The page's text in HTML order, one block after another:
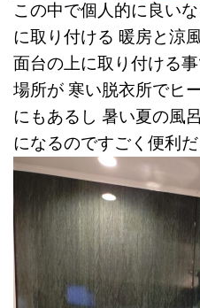
この中で個人的に良い
に取り付ける 暖房と涼
面台の上に取り付ける
場所が 寒い脱衣所でヒ
にもあるし 暑い夏の風
になるのですごく便利だ